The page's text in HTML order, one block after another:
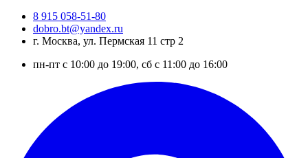
8 915 058-51-80
dobro.bt@yandex.ru
г. Москва, ул. Пермская 11 стр 2
пн-пт с 10:00 до 19:00, сб с 11:00 до 16:00